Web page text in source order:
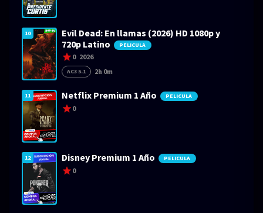
10
Evil Dead: En llamas (2026) HD 1080p y
720p Latino
PELICULA
0 2026
AC3 5.1 2h 0m
11 Netflix Premium 1 Año PELICULA
0
12 Disney Premium 1 Año PELICULA
0